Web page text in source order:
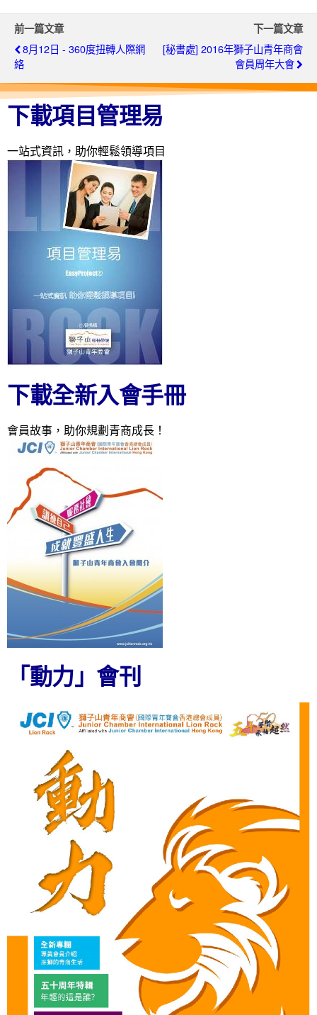
前一篇文章
8月12日 - 360度扭轉人際網
絡
下一篇文章
[秘書處] 2016年獅子山青年商會
會員周年大會
下載項目管理易
一站式資訊，助你輕鬆領導項目
下載全新入會手冊
會員故事，助你規劃青商成長！
「動力」會刊